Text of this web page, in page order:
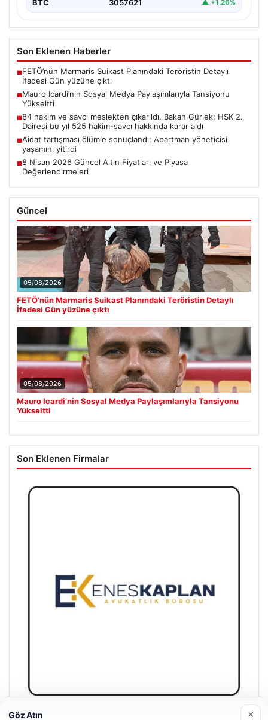
BTC 3057621 ▲ +1.26%
Son Eklenen Haberler
■FETÖ’nün Marmaris Suikast Planındaki Teröristin Detaylı
İfadesi Gün yüzüne çıktı
■Mauro Icardi’nin Sosyal Medya Paylaşımlarıyla Tansiyonu
Yükseltti
■84 hakim ve savcı meslekten çıkarıldı. Bakan Gürlek: HSK 2.
Dairesi bu yıl 525 hakim-savcı hakkında karar aldı
■Aidat tartışması ölümle sonuçlandı: Apartman yöneticisi
yaşamını yitirdi
■8 Nisan 2026 Güncel Altın Fiyatları ve Piyasa
Değerlendirmeleri
Güncel
05/08/2026
FETÖ’nün Marmaris Suikast Planındaki Teröristin Detaylı
İfadesi Gün yüzüne çıktı
05/08/2026
Mauro Icardi’nin Sosyal Medya Paylaşımlarıyla Tansiyonu
Yükseltti
Son Eklenen Firmalar
Göz Atın ×